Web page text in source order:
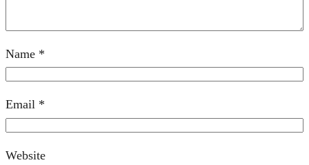
Name *
Email *
Website